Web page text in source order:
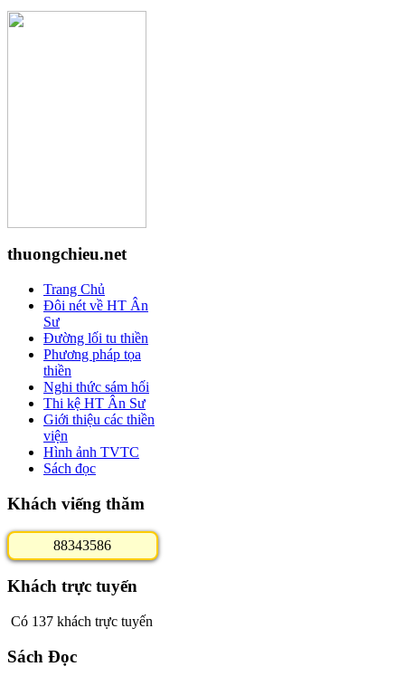
thuongchieu.net
Trang Chủ
Đôi nét về HT Ân
Sư
Đường lối tu thiền
Phương pháp tọa
thiền
Nghi thức sám hối
Thi kệ HT Ân Sư
Giới thiệu các thiền
viện
Hình ảnh TVTC
Sách đọc
Khách viếng thăm
88343586
Khách trực tuyến
Có 137 khách trực tuyến
Sách Đọc